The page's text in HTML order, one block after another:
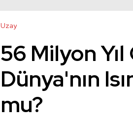
Uzay
56 Milyon Yıl
Dünya'nın
mu?